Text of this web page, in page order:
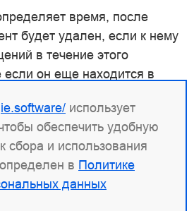
время, после
будет удален, если к нему
в течение этого
он еще находится в
этот таймер.
— 10 секунд.
время, в течение
кэша считается
и может использоваться
использует
обеспечить удобную
сбора и использования
в Политике
данных